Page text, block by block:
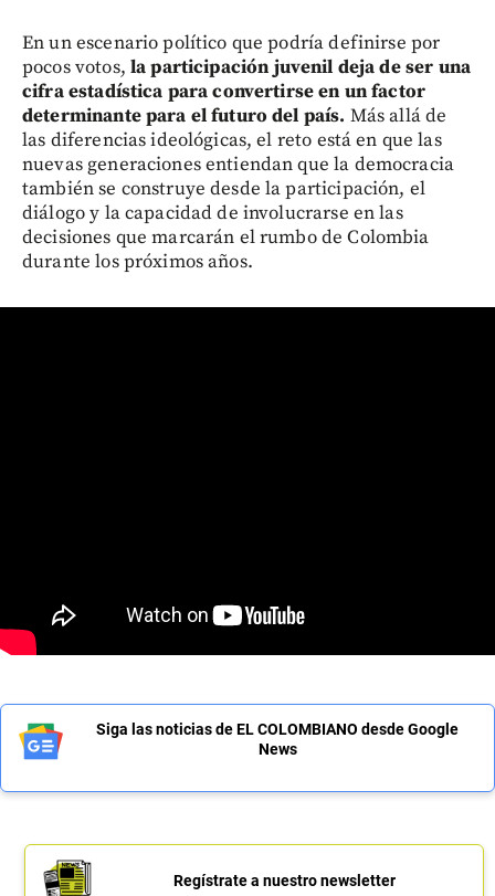
En un escenario político que podría definirse por
pocos votos, la participación juvenil deja de ser una
cifra estadística para convertirse en un factor
determinante para el futuro del país. Más allá de
las diferencias ideológicas, el reto está en que las
nuevas generaciones entiendan que la democracia
también se construye desde la participación, el
diálogo y la capacidad de involucrarse en las
decisiones que marcarán el rumbo de Colombia
durante los próximos años.
Siga las noticias de EL COLOMBIANO desde Google
News
Regístrate a nuestro newsletter